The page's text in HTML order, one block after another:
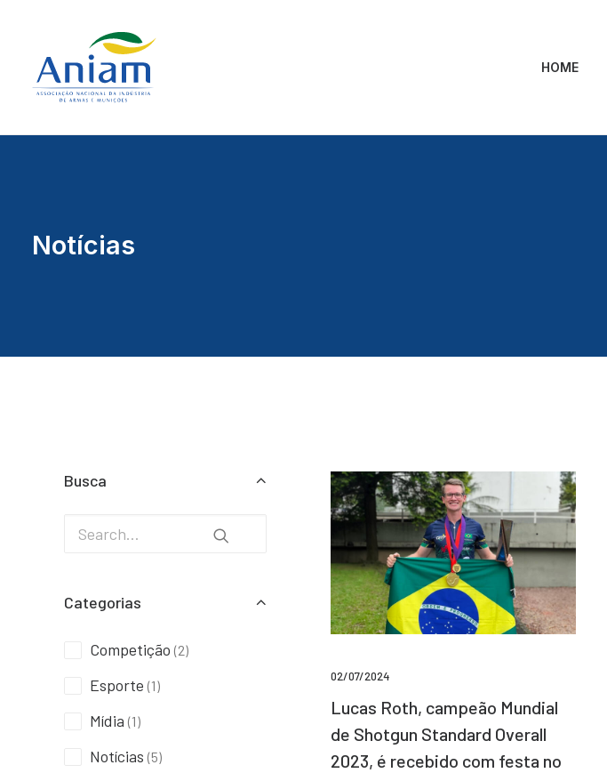
HOME
Notícias
Busca
Categorias
Competição (2)
Esporte (1)
Mídia (1)
Notícias (5)
02/07/2024
Lucas Roth, campeão Mundial
de Shotgun Standard Overall
2023, é recebido com festa no